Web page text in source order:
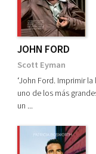
JOHN FORD
Scott Eyman
‘John Ford. Imprimir
uno de los más
un ...